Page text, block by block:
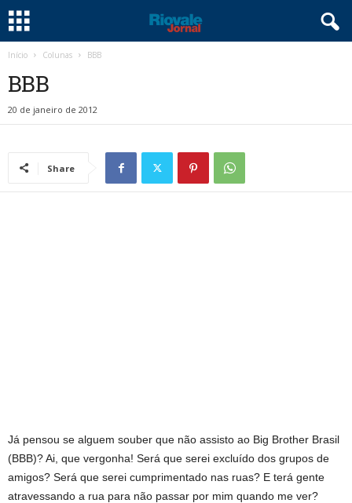
Início Colunas BBB
BBB
20 de janeiro de 2012
Share
Já pensou se alguem souber que não assisto ao Big Brother Brasil
(BBB)? Ai, que vergonha! Será que serei excluído dos grupos de
amigos? Será que serei cumprimentado nas ruas? E terá gente
atravessando a rua para não passar por mim quando me ver?